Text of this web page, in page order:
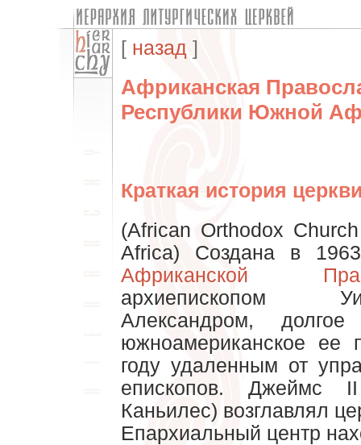
[ назад ]
Африканская
Республики Южной
Краткая история
(African Orthodox
Africa) Создана в
Африканской
архиепископом
Александром,
южноамериканское ее
году удаленным от
епископов. Джеймс
Каньилес) возглавлял
Епархиальный центр